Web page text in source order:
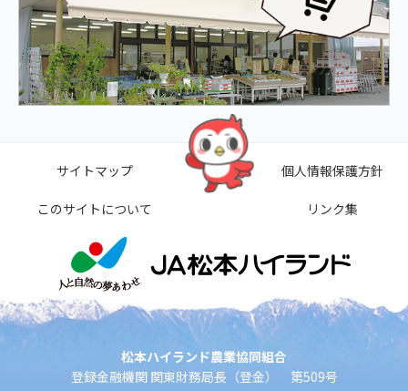
サイトマップ
このサイトについて
個人情報保護方針
リンク集
松本ハイランド農業協同組合
登録金融機関 関東財務局長（登金） 第509号